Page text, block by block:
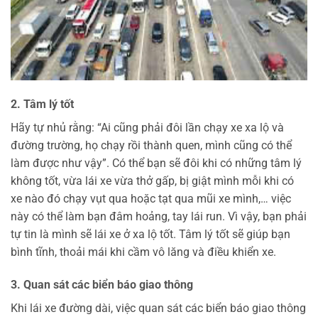
2. Tâm lý tốt
Hãy tự nhủ rằng: “Ai cũng phải đôi lần chạy xe xa lộ và
đường trường, họ chạy rồi thành quen, mình cũng có thể
làm được như vậy”. Có thể bạn sẽ đôi khi có những tâm lý
không tốt, vừa lái xe vừa thở gấp, bị giật mình mỗi khi có
xe nào đó chạy vụt qua hoặc tạt qua mũi xe mình,… việc
này có thể làm bạn đâm hoảng, tay lái run. Vì vậy, bạn phải
tự tin là mình sẽ lái xe ở xa lộ tốt. Tâm lý tốt sẽ giúp bạn
bình tĩnh, thoải mái khi cầm vô lăng và điều khiển xe.
3. Quan sát các biển báo giao thông
Khi lái xe đường dài, việc quan sát các biển báo giao thông